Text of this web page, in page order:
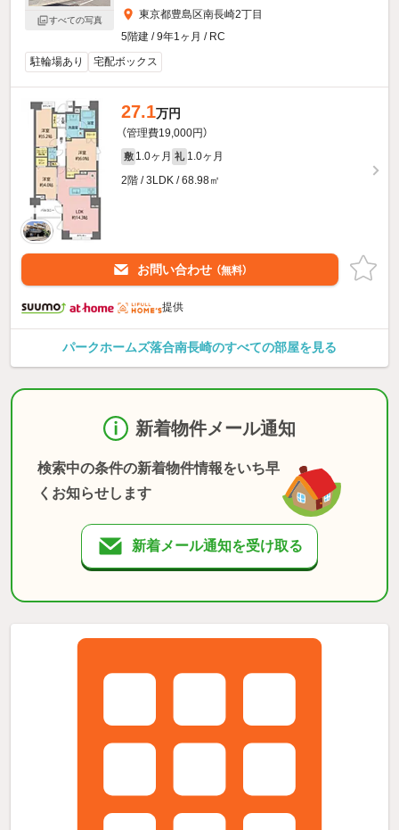
すべての写真
東京都豊島区南長崎2丁目
5階建 / 9年1ヶ月 / RC
駐輪場あり
宅配ボックス
27.1万円
（管理費19,000円）
敷 1.0ヶ月 礼 1.0ヶ月
2階 / 3LDK / 68.98㎡
お問い合わせ （無料）
提供
パークホームズ落合南長崎のすべての部屋を見る
新着物件メール通知
検索中の条件の新着物件情報をいち早
くお知らせします
新着メール通知を受け取る